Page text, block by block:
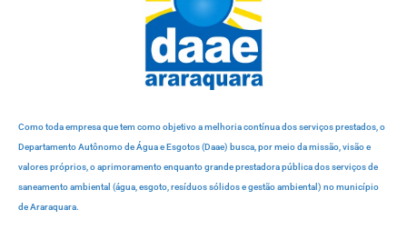
Como toda empresa que tem como objetivo a melhoria contínua dos serviços prestados, o
Departamento Autônomo de Água e Esgotos (Daae) busca, por meio da missão, visão e
valores próprios, o aprimoramento enquanto grande prestadora pública dos serviços de
saneamento ambiental (água, esgoto, resíduos sólidos e gestão ambiental) no município
de Araraquara.